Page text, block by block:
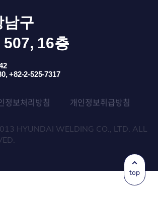
top
남구
16층
+82-2-525-7317
정보처리방침
개인정보취급방침
HYUNDAI WELDING CO., LTD. ALL